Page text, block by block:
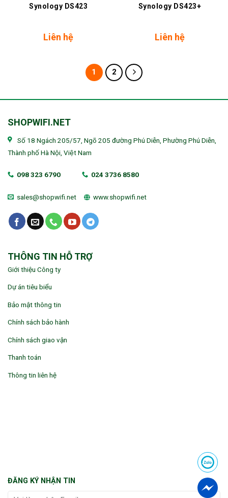
Synology DS423
Liên hệ
Synology DS423+
Liên hệ
1 2
SHOPWIFI.NET
Số 18 Ngách 205/57, Ngõ 205 đường Phú Diễn, Phường Phú Diễn,
Thành phố Hà Nội, Việt Nam
098 323 6790 024 3736 8580
sales@shopwifi.net www.shopwifi.net
THÔNG TIN HỖ TRỢ
Giới thiệu Công ty
Dự án tiêu biểu
Bảo mật thông tin
Chính sách bảo hành
Chính sách giao vận
Thanh toán
Thông tin liên hệ
ĐĂNG KÝ NHẬN TIN